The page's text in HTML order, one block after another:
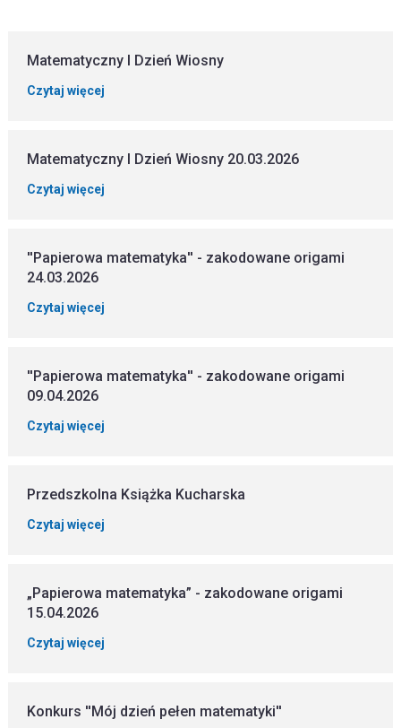
Matematyczny I Dzień Wiosny
Czytaj więcej
Matematyczny I Dzień Wiosny 20.03.2026
Czytaj więcej
''Papierowa matematyka'' - zakodowane origami
24.03.2026
Czytaj więcej
''Papierowa matematyka'' - zakodowane origami
09.04.2026
Czytaj więcej
Przedszkolna Książka Kucharska
Czytaj więcej
„Papierowa matematyka” - zakodowane origami
15.04.2026
Czytaj więcej
Konkurs ''Mój dzień pełen matematyki''